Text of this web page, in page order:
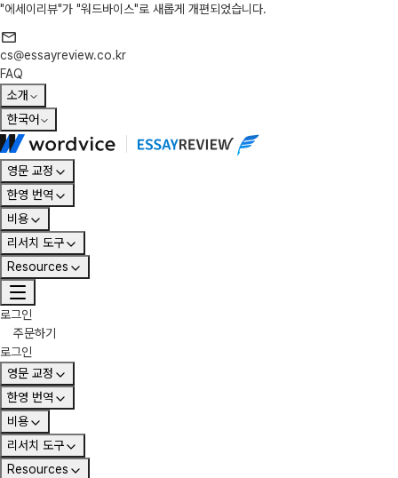
"에세이리뷰"가 "워드바이스"로 새롭게 개편되었습니다.
cs@essayreview.co.kr
FAQ
소개
한국어
영문 교정
한영 번역
비용
리서치 도구
Resources
로그인
주문하기
로그인
영문 교정
한영 번역
비용
리서치 도구
Resources